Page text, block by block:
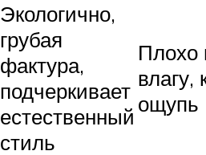
Экологично,
грубая
фактура,
подчеркивает
естественный
стиль
Плохо
влагу,
ощупь